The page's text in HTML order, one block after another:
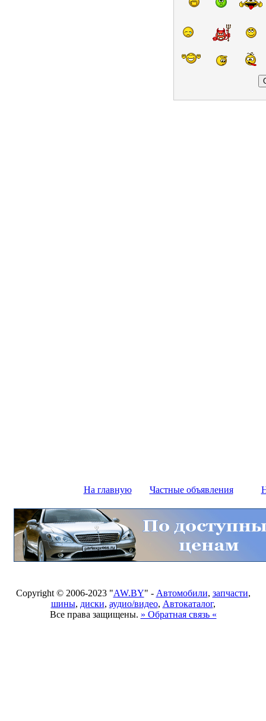
На главную Частные объявления
Copyright © 2006-2023 "AW.BY" - Автомобили, запчасти,
шины, диски, аудио/видео, Автокаталог,
Все права защищены. » Обратная связь «